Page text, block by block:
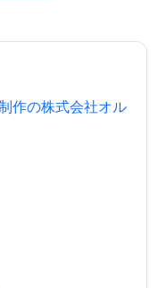
作の株式会社オル